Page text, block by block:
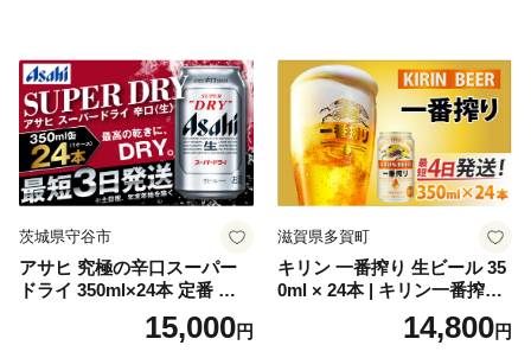
セット 詰め合わせ カクテル
ソーダ割り アルコール ロッ
ク ソーダ ジントニック 】
茨城県守谷市
アサヒ 究極の辛口スーパー
ドライ 350ml×24本 定番 ビー
ル 缶ビール 酒 お酒 アルコー
15,000円
滋賀県多賀町
キリン 一番搾り 生ビール 35
0ml × 24本 | キリン一番搾り
キリンビール 一番搾り ビー
ル 24缶 きりんいちばんしぼ
14,800円